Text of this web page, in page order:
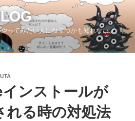
ってみたい人に役立つかも知れないブ
ンストールが
れる時の対処法